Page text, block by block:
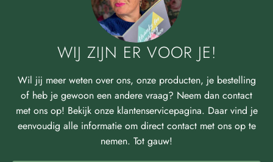
WIJ ZIJN ER VOOR JE!
Wil jij meer weten over ons, onze producten, je bestelling
of heb je gewoon een andere vraag? Neem dan contact
met ons op! Bekijk onze klantenservicepagina. Daar vind je
eenvoudig alle informatie om direct contact met ons op te
nemen. Tot gauw!